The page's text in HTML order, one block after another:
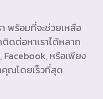
พร้อมที่จะช่วยเหลือ
ดต่อหาเราได้หลาก
Facebook, หรือเพียง
ณโดยเร็วที่สุด